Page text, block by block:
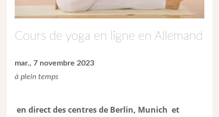
Cours de yoga en ligne en Allemand
mar., 7 novembre 2023
à plein temps
en direct des centres de Berlin, Munich et